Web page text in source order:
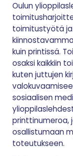
Oulun
toimitustyötä ja
kuin printissä.
osaksi kaikkiin
kuten juttujen
sosiaalisen
printtinumeroa,
osallistumaan
toteutukseen.